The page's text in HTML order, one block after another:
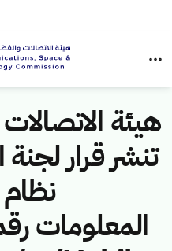
هيئة
تنشر قرار
نظام